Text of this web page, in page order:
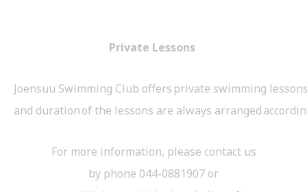
Private Lessons
Joensuu Swimming Club offers private swimming
and duration of the lessons are always arranged
For more information, please contact us
by phone 044-0881907 or